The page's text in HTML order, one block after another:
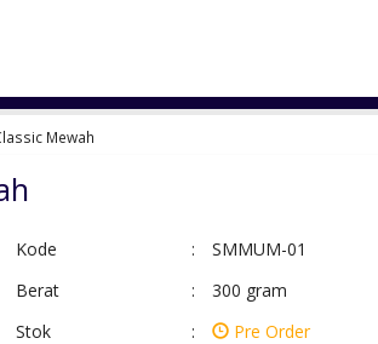
Mewah
Kode :
SMMUM-01
Berat
:
300 gram
Stok
:
Pre Order